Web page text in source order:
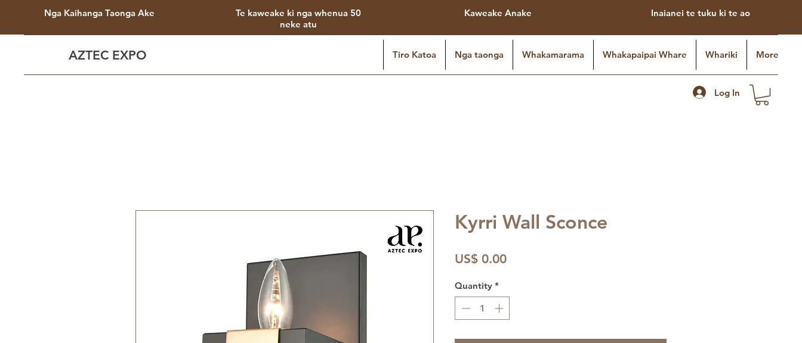
Nga Kaihanga Taonga Ake
Te kaweake ki nga whenua 50
neke atu
Kaweake Anake Inaianei te tuku ki te ao
AZTEC EXPO Tiro Katoa Nga taonga Whakamarama Whakapaipai Whare Whariki More
Log In
Kyrri Wall Sconce
US$ 0.00Price
Quantity *